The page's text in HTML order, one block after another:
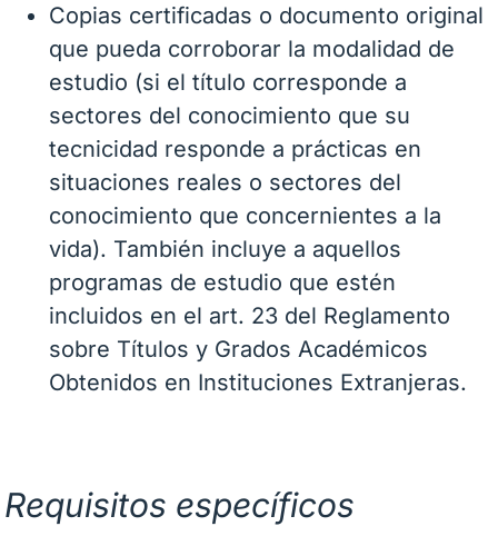
Copias certificadas o documento original
que pueda corroborar la modalidad de
estudio (si el título corresponde a
sectores del conocimiento que su
tecnicidad responde a prácticas en
situaciones reales o sectores del
conocimiento que concernientes a la
vida). También incluye a aquellos
programas de estudio que estén
incluidos en el art. 23 del Reglamento
sobre Títulos y Grados Académicos
Obtenidos en Instituciones Extranjeras.
Requisitos específicos